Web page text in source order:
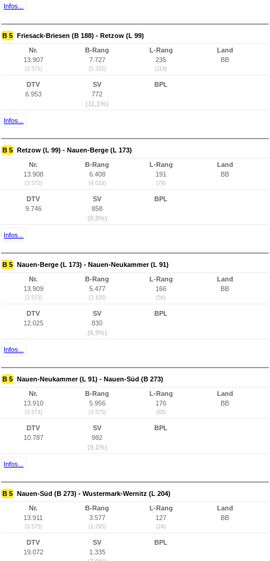
Infos...
B 5 Friesack-Briesen (B 188) - Retzow (L 99)
Nr.
13.907
(3.571)
B-Rang
7.727
(5.332)
L-Rang
235
(119)
Land
BB
DTV
6.953
SV
772
(11,1%)
BPL
Infos...
B 5 Retzow (L 99) - Nauen-Berge (L 173)
Nr.
13.908
(3.572)
B-Rang
6.408
(4.024)
L-Rang
191
(79)
Land
BB
DTV
9.746
SV
858
(8,8%)
BPL
Infos...
B 5 Nauen-Berge (L 173) - Nauen-Neukammer (L 91)
Nr.
13.909
(3.573)
B-Rang
5.477
(3.105)
L-Rang
166
(56)
Land
BB
DTV
12.025
SV
830
(6,9%)
BPL
Infos...
B 5 Nauen-Neukammer (L 91) - Nauen-Süd (B 273)
Nr.
13.910
(3.574)
B-Rang
5.956
(3.575)
L-Rang
176
(65)
Land
BB
DTV
10.787
SV
982
(9,1%)
BPL
Infos...
B 5 Nauen-Süd (B 273) - Wustermark-Wernitz (L 204)
Nr.
13.911
(3.575)
B-Rang
3.577
(1.295)
L-Rang
127
(24)
Land
BB
DTV
19.072
SV
1.335
BPL